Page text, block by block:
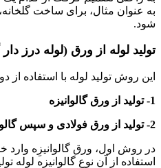
به عنوان مثال، برای ساخت
شود.
تولید لوله از ورق (لوله درز دار
این روش تولید لوله با استفاده
1- تولید از ورق گالوانیزه
2- تولید از ورق فولادی و سپس گالونیزِه کردن لوله
در روش اول، ورق گالوانیزِه وارد
استفاده از آن نوع گالوانیزِه لوله